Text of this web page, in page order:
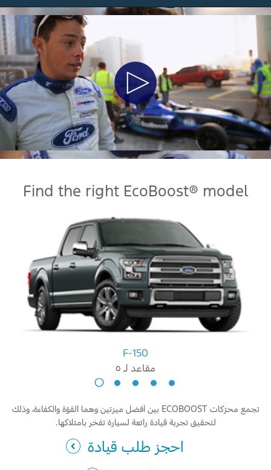
Play
Video
Find the right EcoBoost® model
F-150
مقاعد لـ ٥
تجمع محرّكات ECOBOOST بين أفضل ميزتين وهما القوّة والكفاءة، وذلك
لتحقيق تجربة قيادة رائعة لسيارة تفخر بامتلاكها.
احجز طلب قيادة